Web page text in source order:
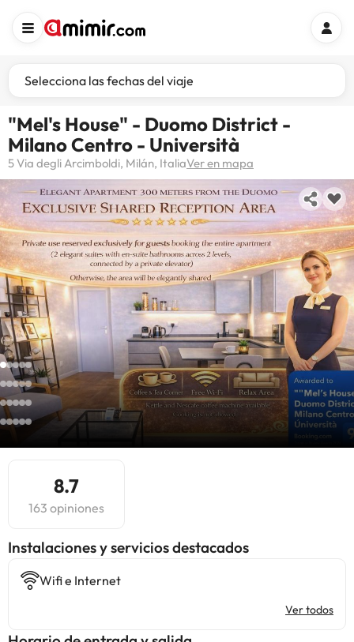
Selecciona las fechas del viaje
"Mel's House" - Duomo District -
Milano Centro - Università
5 Via degli Arcimboldi, Milán, ItaliaVer en mapa
8.7
163 opiniones
Instalaciones y servicios destacados
Wifi e Internet
Ver todos